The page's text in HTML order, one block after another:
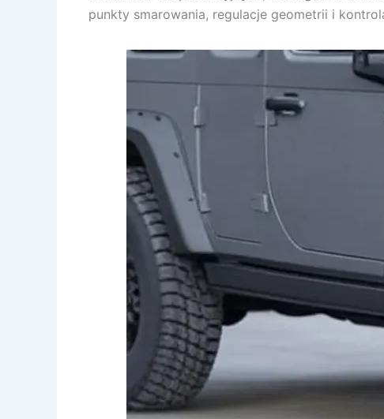
punkty smarowania, regulacje geometrii i